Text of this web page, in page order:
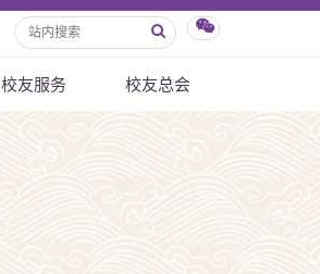
校友服务 校友总会